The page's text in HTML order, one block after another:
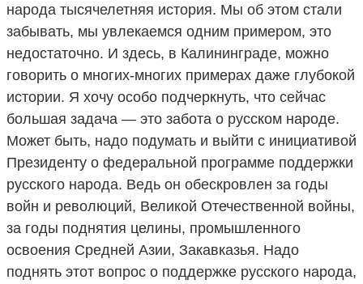
народа тысячелетняя история. Мы об этом стали
забывать, мы увлекаемся одним примером, это
недостаточно. И здесь, в Калининграде, можно
говорить о многих-многих примерах даже глубокой
истории. Я хочу особо подчеркнуть, что сейчас
большая задача — это забота о русском народе.
Может быть, надо подумать и выйти с инициативой
Президенту о федеральной программе поддержки
русского народа. Ведь он обескровлен за годы
войн и революций, Великой Отечественной войны,
за годы поднятия целины, промышленного
освоения Средней Азии, Закавказья. Надо
поднять этот вопрос о поддержке русского народа,